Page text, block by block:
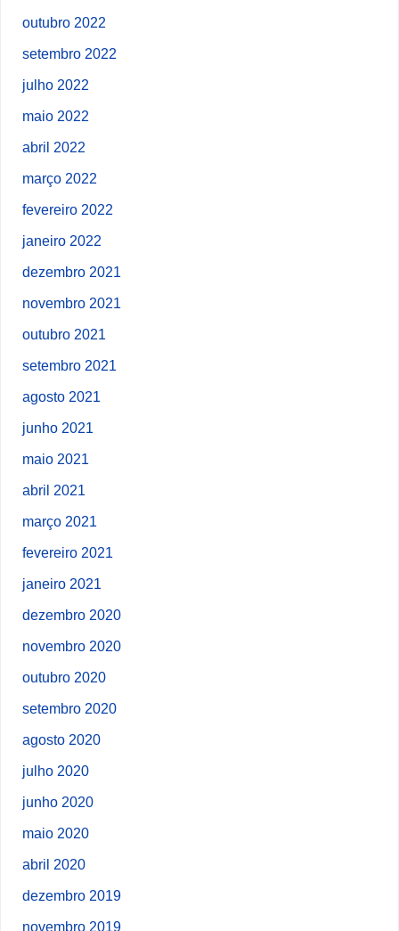
outubro 2022
setembro 2022
julho 2022
maio 2022
abril 2022
março 2022
fevereiro 2022
janeiro 2022
dezembro 2021
novembro 2021
outubro 2021
setembro 2021
agosto 2021
junho 2021
maio 2021
abril 2021
março 2021
fevereiro 2021
janeiro 2021
dezembro 2020
novembro 2020
outubro 2020
setembro 2020
agosto 2020
julho 2020
junho 2020
maio 2020
abril 2020
dezembro 2019
novembro 2019